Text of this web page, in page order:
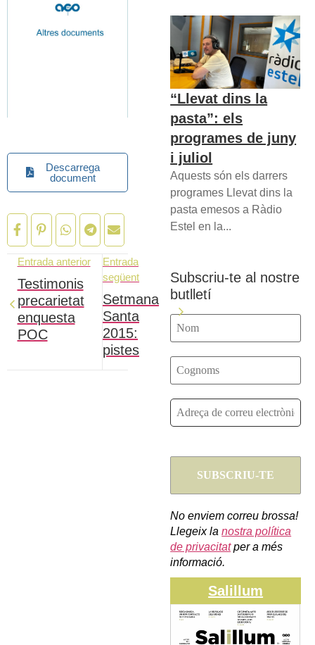
Descarrega
document
Entrada anterior
Testimonis
precarietat
enquesta
POC
Entrada
següent
Setmana
Santa
2015:
pistes
“Llevat dins la
pasta”: els
programes de juny
i juliol
Aquests són els darrers
programes Llevat dins la
pasta emesos a Ràdio
Estel en la...
Subscriu-te al nostre
butlletí
No enviem correu brossa!
Llegeix lanostra política
de privacitatper a més
informació.
Salillum